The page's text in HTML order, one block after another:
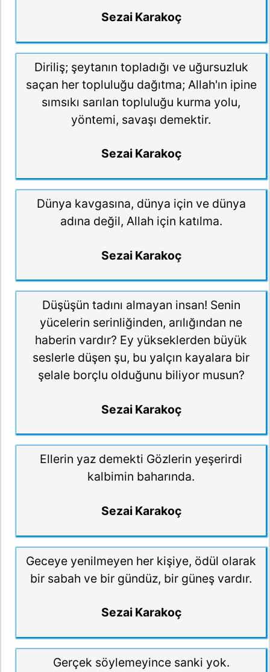
Sezai Karakoç
Diriliş; şeytanın topladığı ve uğursuzluk
saçan her topluluğu dağıtma; Allah'ın ipine
sımsıkı sarılan topluluğu kurma yolu,
yöntemi, savaşı demektir.
Sezai Karakoç
Dünya kavgasına, dünya için ve dünya
adına değil, Allah için katılma.
Sezai Karakoç
Düşüşün tadını almayan insan! Senin
yücelerin serinliğinden, arılığından ne
haberin vardır? Ey yükseklerden büyük
seslerle düşen şu, bu yalçın kayalara bir
şelale borçlu olduğunu biliyor musun?
Sezai Karakoç
Ellerin yaz demekti Gözlerin yeşerirdi
kalbimin baharında.
Sezai Karakoç
Geceye yenilmeyen her kişiye, ödül olarak
bir sabah ve bir gündüz, bir güneş vardır.
Sezai Karakoç
Gerçek söylemeyince sanki yok.